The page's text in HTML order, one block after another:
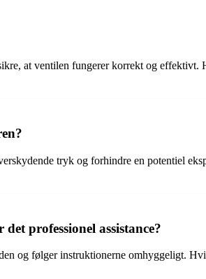
at ventilen fungerer korrekt og effektivt.
tryk og forhindre en potentiel
professionel assistance?
og følger instruktionerne omhyggeligt.